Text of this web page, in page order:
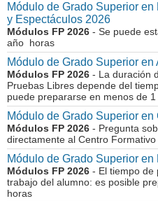
Módulo de Grado Superior
y Espectáculos 2026
Módulos FP 2026 - Se puede
año horas
Módulo de Grado Superior
Módulos FP 2026 - La duración
Pruebas Libres depende del
puede prepararse en menos de
Módulo de Grado Superior
Módulos FP 2026 - Pregunta
directamente al Centro
Módulo de Grado Superior
Módulos FP 2026 - El tiempo de
trabajo del alumno: es posible
horas